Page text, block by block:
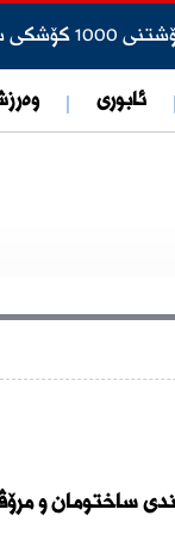
حسێن دادەنێت
و سیستمی بەرگری
هەرێم:
وەکو ئه‌ندامی
ئابوری
ساختومان و